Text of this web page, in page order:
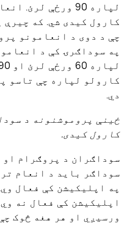
لپاره 90 ورځې
کارول کیدی شي. که
چې د دوی د انعامونو
په سوداګرۍ کې د
کارولو لپاره چې تاسو
دي.
ځینې پروموشنونه د
کارول کیدی.
سوداګران د پروګرام
سوداګر باید د انعام
په اپلیکیشن کې فعال
اپلیکیشن کې فعال نه
ورسیږي او هر هغه څوک